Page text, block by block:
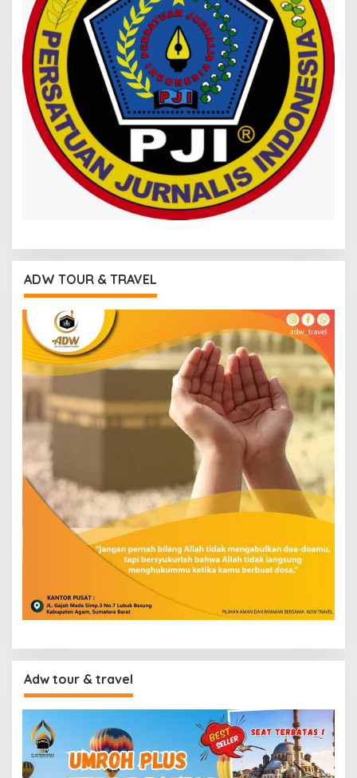
ADW TOUR & TRAVEL
Adw tour & travel